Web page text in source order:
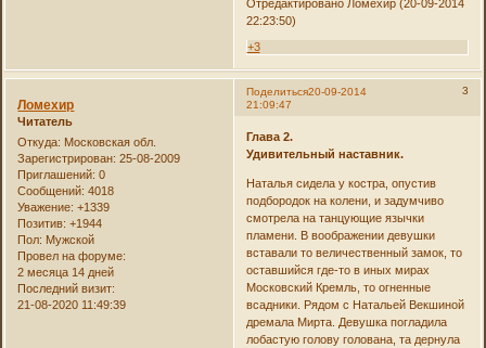
Отредактировано Ломехир (20-09-2014
22:23:50)
+3
Поделиться 3
20-09-2014
21:09:47
Ломехир
Читатель
Откуда: Московская обл.
Зарегистрирован: 25-08-2009
Приглашений: 0
Сообщений: 4018
Уважение: +1339
Позитив: +1944
Пол: Мужской
Провел на форуме:
2 месяца 14 дней
Последний визит:
21-08-2020 11:49:39
Глава 2.
Удивительный наставник.
Наталья сидела у костра, опустив
подбородок на колени, и задумчиво
смотрела на танцующие язычки
пламени. В воображении девушки
вставали то величественный замок, то
оставшийся где-то в иных мирах
Московский Кремль, то огненные
всадники. Рядом с Натальей Векшиной
дремала Мирта. Девушка погладила
лобастую голову голована, та дернула